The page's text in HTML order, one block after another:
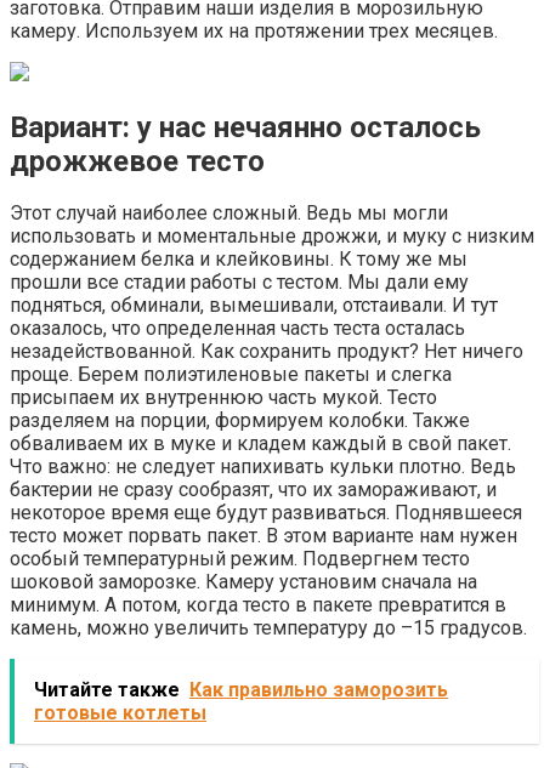
заготовка. Отправим наши изделия в морозильную
камеру. Используем их на протяжении трех месяцев.
Вариант: у нас нечаянно осталось
дрожжевое тесто
Этот случай наиболее сложный. Ведь мы могли
использовать и моментальные дрожжи, и муку с низким
содержанием белка и клейковины. К тому же мы
прошли все стадии работы с тестом. Мы дали ему
подняться, обминали, вымешивали, отстаивали. И тут
оказалось, что определенная часть теста осталась
незадействованной. Как сохранить продукт? Нет ничего
проще. Берем полиэтиленовые пакеты и слегка
присыпаем их внутреннюю часть мукой. Тесто
разделяем на порции, формируем колобки. Также
обваливаем их в муке и кладем каждый в свой пакет.
Что важно: не следует напихивать кульки плотно. Ведь
бактерии не сразу сообразят, что их замораживают, и
некоторое время еще будут развиваться. Поднявшееся
тесто может порвать пакет. В этом варианте нам нужен
особый температурный режим. Подвергнем тесто
шоковой заморозке. Камеру установим сначала на
минимум. А потом, когда тесто в пакете превратится в
камень, можно увеличить температуру до –15 градусов.
Читайте также
Как правильно заморозить
готовые котлеты